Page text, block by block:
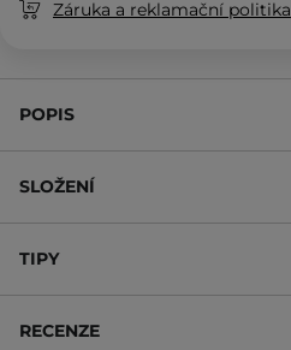
Záruka a reklamační politika
POPIS
SLOŽENÍ
TIPY
RECENZE